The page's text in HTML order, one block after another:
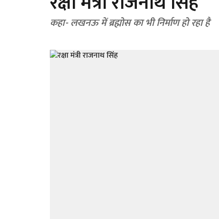
कहा- लखनऊ में ब्रह्मोस का भी निर्माण हो रहा है